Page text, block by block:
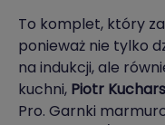
To komplet, który
ponieważ nie tylko
na indukcji, ale
kuchni, Piotr
Pro. Garnki